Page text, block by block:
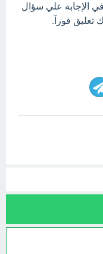
الإجابة علي سؤال
تعليق فورآ.